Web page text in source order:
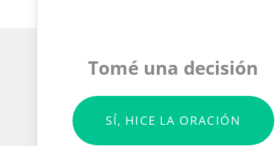
Tomé una decisión
SÍ, HICE LA ORACIÓN